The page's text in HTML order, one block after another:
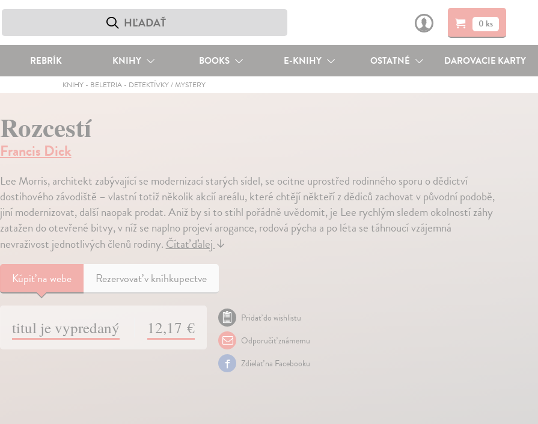
0 ks
REBRÍK KNIHY BOOKS E-KNIHY OSTATNÉ DAROVACIE KARTY
KNIHY- BELETRIA- DETEKTÍVKY / MYSTERY
Rozcestí
Francis Dick
Lee Morris, architekt zabývající se modernizací starých sídel, se ocitne uprostřed rodinného sporu o dědictví
dostihového závodiště – vlastní totiž několik akcií areálu, které chtějí někteří z dědiců zachovat v původní podobě,
jiní modernizovat, další naopak prodat. Aniž by si to stihl pořádně uvědomit, je Lee rychlým sledem okolností záhy
zatažen do otevřené bitvy, v níž se naplno projeví arogance, rodová pýcha a po léta se táhnoucí vzájemná
nevraživost jednotlivých členů rodiny.Čítať ďalej↓
Kúpiťna webe Rezervovať v kníhkupectve
titul je vypredaný 12,17 €
Pridať do wishlistu
Odporučiť známemu
Zdielať na Facebooku